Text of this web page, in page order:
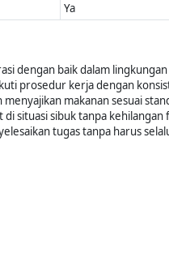
Ya
dengan baik dalam
prosedur kerja dengan
makanan sesuai
situasi sibuk tanpa kehilangan
tugas tanpa harus